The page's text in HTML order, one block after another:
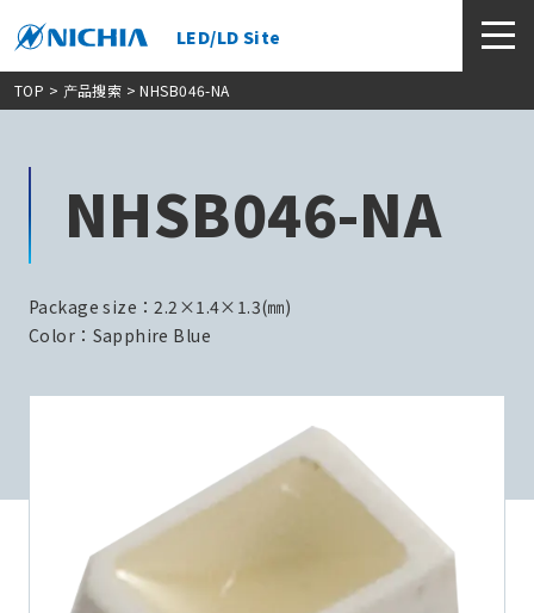
LED/LD Site
TOP > 产品搜索 > NHSB046-NA
NHSB046-NA
Package size：2.2×1.4×1.3(㎜)
Color：Sapphire Blue